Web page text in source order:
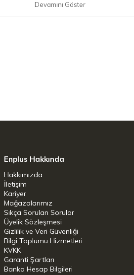
1,8 litrelik blenderin karıştırma
serisinden yüksek performanslı
dayanıklıdır. Yüksek kaliteli
ve optimize edilmiş kap şeklinin
ideal püre sonuçlarını garanti eder.
aşınan DC motor
için özel tırtıklı kenar bıçakları
bakliyat, sallama, kokteyl,
Devamını Göster
Enplus Hakkında
Hakkımızda
İletişim
Kariyer
Mağazalarımız
Sıkça Sorulan Sorular
Üyelik Sözleşmesi
Gizlilik ve Veri Güvenliği
Bilgi Toplumu Hizmetleri
KVKK
Garanti Şartları
Banka Hesap Bilgileri